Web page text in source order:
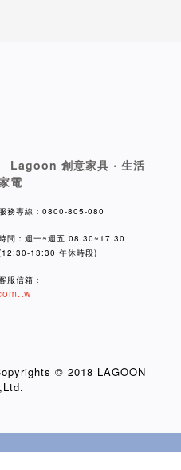
Lagoon 創意家具 ‧ 生活
電
服務專線：0800-805-080
間：週一~週五 08:30~17:30
13:30 午休時段)
服信箱：
© 2018 LAGOON